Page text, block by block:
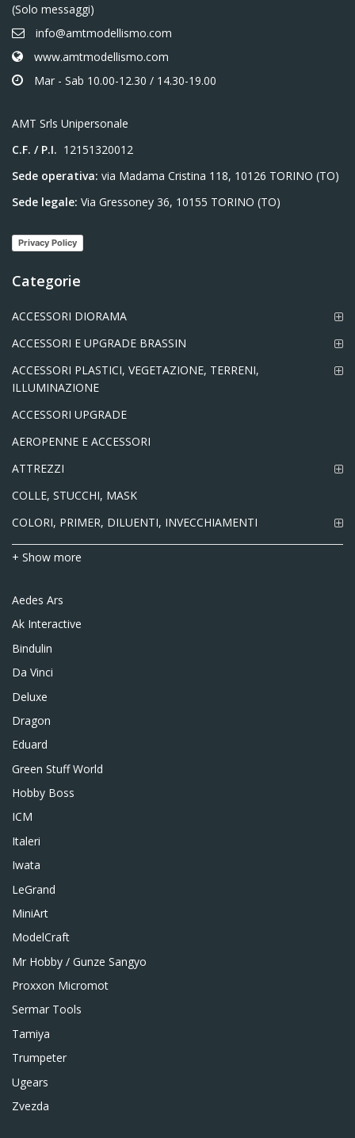
(Solo messaggi)
info@amtmodellismo.com
www.amtmodellismo.com
Mar - Sab 10.00-12.30 / 14.30-19.00
AMT Srls Unipersonale
C.F. / P.I. 12151320012
Sede operativa: via Madama Cristina 118, 10126 TORINO (TO)
Sede legale: Via Gressoney 36, 10155 TORINO (TO)
Privacy Policy
Categorie
ACCESSORI DIORAMA
ACCESSORI E UPGRADE BRASSIN
ACCESSORI PLASTICI, VEGETAZIONE, TERRENI,
ILLUMINAZIONE
ACCESSORI UPGRADE
AEROPENNE E ACCESSORI
ATTREZZI
COLLE, STUCCHI, MASK
COLORI, PRIMER, DILUENTI, INVECCHIAMENTI
+ Show more
Aedes Ars
Ak Interactive
Bindulin
Da Vinci
Deluxe
Dragon
Eduard
Green Stuff World
Hobby Boss
ICM
Italeri
Iwata
LeGrand
MiniArt
ModelCraft
Mr Hobby / Gunze Sangyo
Proxxon Micromot
Sermar Tools
Tamiya
Trumpeter
Ugears
Zvezda